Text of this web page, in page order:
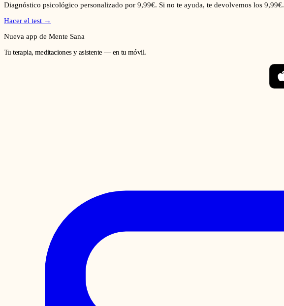
Diagnóstico psicológico personalizado por 9,99€. Si no te ayuda, te devolvemos los 9,99€.
Hacer el test →
Nueva app de Mente Sana
Tu terapia, meditaciones y asistente — en tu móvil.